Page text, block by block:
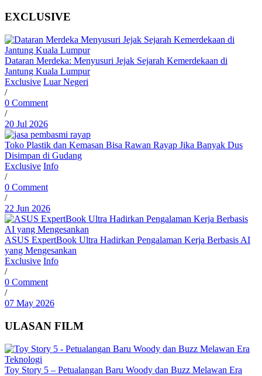
EXCLUSIVE
Dataran Merdeka: Menyusuri Jejak Sejarah Kemerdekaan di
Jantung Kuala Lumpur
Exclusive Luar Negeri
/
0 Comment
/
20 Jul 2026
Toko Plastik dan Kemasan Bisa Rawan Rayap Jika Banyak Dus
Disimpan di Gudang
Exclusive Info
/
0 Comment
/
22 Jun 2026
ASUS ExpertBook Ultra Hadirkan Pengalaman Kerja Berbasis AI
yang Mengesankan
Exclusive Info
/
0 Comment
/
07 May 2026
ULASAN FILM
Toy Story 5 – Petualangan Baru Woody dan Buzz Melawan Era